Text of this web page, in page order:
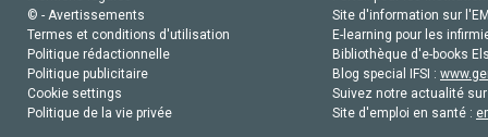
© - Avertissements
Termes et conditions d'utilisation
Politique rédactionnelle
Politique publicitaire
Cookie settings
Politique de la vie privée
Site d'information sur
E-learning pour les
Bibliothèque d'e-books
Blog special IFSI :
Suivez notre actualité
Site d'emploi en santé :